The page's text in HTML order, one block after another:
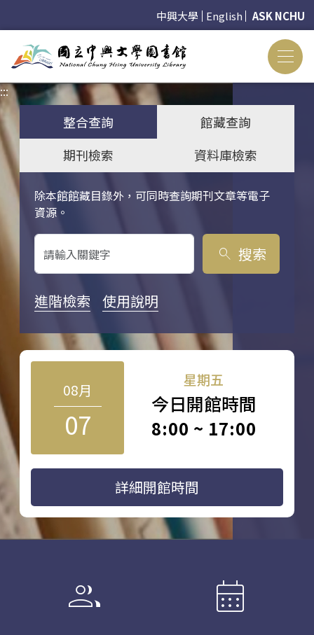
中興大學 English ASK NCHU
:::
整合查詢
館藏查詢
期刊檢索
資料庫檢索
除本館館藏目錄外，可同時查詢期刊文章等電子
資源。
關鍵字搜尋
search 搜索
進階檢索 使用說明
08月
07
星期五
今日開館時間
8:00 ~ 17:00
詳細開館時間
group calendar_month